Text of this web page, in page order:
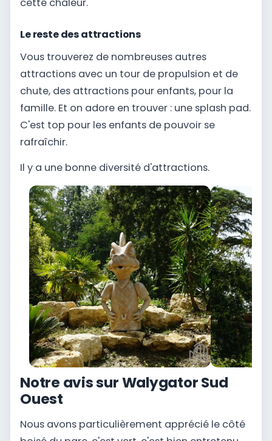
Le reste des attractions
Vous trouverez de nombreuses autres
attractions avec un tour de propulsion et de
chute, des attractions pour enfants, pour la
famille. Et on adore en trouver : une splash pad.
C'est top pour les enfants de pouvoir se
rafraîchir.
Il y a une bonne diversité d'attractions.
Notre avis sur Walygator Sud
Ouest
Nous avons particulièrement apprécié le côté